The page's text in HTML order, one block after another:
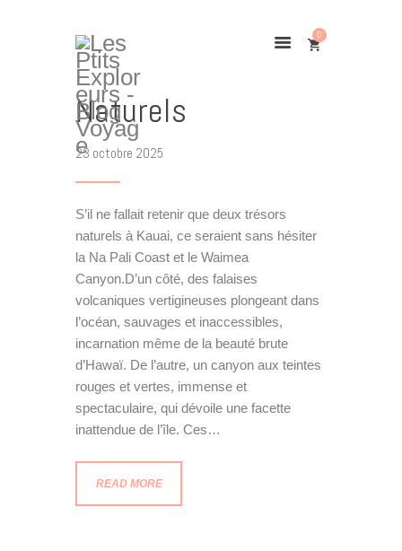
0
Home
TOUR DU MONDE
Destinations
Bons Plans
À PROPOS
CONTACT
GALERIE
Kauai : Les Trésors
Naturels
23 octobre 2025
S’il ne fallait retenir que deux trésors
naturels à Kauai, ce seraient sans hésiter
la Na Pali Coast et le Waimea
Canyon.D’un côté, des falaises
volcaniques vertigineuses plongeant dans
l’océan, sauvages et inaccessibles,
incarnation même de la beauté brute
d’Hawaï. De l’autre, un canyon aux teintes
rouges et vertes, immense et
spectaculaire, qui dévoile une facette
inattendue de l’île. Ces…
READ MORE